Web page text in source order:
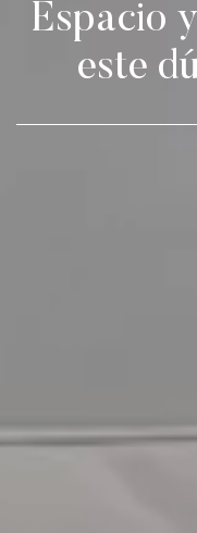
Espacio
este